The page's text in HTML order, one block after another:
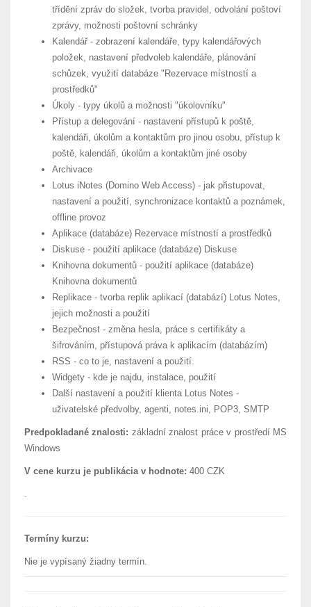
třídění zpráv do složek, tvorba pravidel, odvolání poštoví
zprávy, možnosti poštovní schránky
Kalendář - zobrazení kalendáře, typy kalendářových
položek, nastavení předvoleb kalendáře, plánování
schůzek, využití databáze "Rezervace místností a
prostředků"
Úkoly - typy úkolů a možnosti "úkolovníku"
Přístup a delegování - nastavení přístupů k poště,
kalendáři, úkolům a kontaktům pro jinou osobu, přístup k
poště, kalendáři, úkolům a kontaktům jiné osoby
Archivace
Lotus iNotes (Domino Web Access) - jak přistupovat,
nastavení a použití, synchronizace kontaktů a poznámek,
offline provoz
Aplikace (databáze) Rezervace místností a prostředků
Diskuse - použití aplikace (databáze) Diskuse
Knihovna dokumentů - použití aplikace (databáze)
Knihovna dokumentů
Replikace - tvorba replik aplikací (databází) Lotus Notes,
jejich možnosti a použití
Bezpečnost - změna hesla, práce s certifikáty a
šifrováním, přístupová práva k aplikacím (databázím)
RSS - co to je, nastavení a použití.
Widgety - kde je najdu, instalace, použití
Další nastavení a použití klienta Lotus Notes -
uživatelské předvolby, agenti, notes.ini, POP3, SMTP
Predpokladané znalosti: základní znalost práce v prostředí MS
Windows
V cene kurzu je publikácia v hodnote: 400 CZK
.
Termíny kurzu:
Nie je vypísaný žiadny termín.